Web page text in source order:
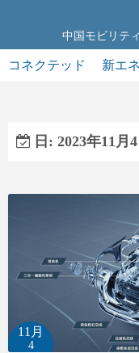
テ
ン
プ
中国モビリテ
コネクテッド 新エ
日: 2023年11月4
11月
4